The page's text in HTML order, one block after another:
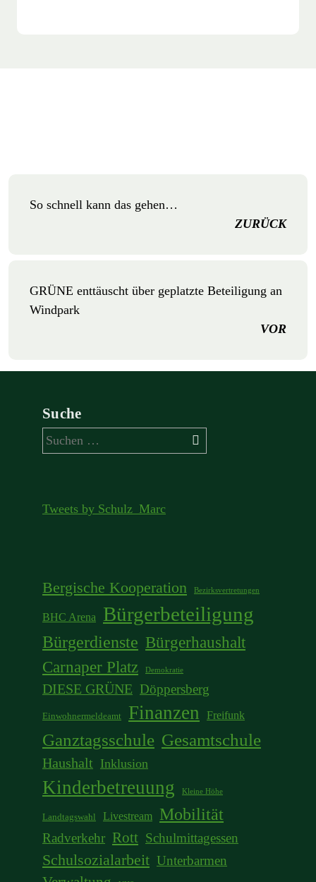
So schnell kann das gehen…
ZURÜCK
GRÜNE enttäuscht über geplatzte Beteiligung an
Windpark
VOR
Suche
Suchen
nach:
Tweets by Schulz_Marc
Bergische Kooperation Bezirksvertretungen
BHC Arena Bürgerbeteiligung
Bürgerdienste Bürgerhaushalt
Carnaper Platz
Demokratie
DIESE GRÜNE Döppersberg
Einwohnermeldeamt Finanzen Freifunk
Ganztagsschule Gesamtschule
Haushalt Inklusion
Kinderbetreuung Kleine Höhe
Landtagswahl Livestream Mobilität
Radverkehr Rott Schulmittagessen
Schulsozialarbeit Unterbarmen